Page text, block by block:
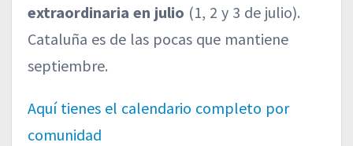
extraordinaria en julio (1, 2 y 3 de julio).
Cataluña es de las pocas que mantiene
septiembre.
Aquí tienes el calendario completo por
comunidad